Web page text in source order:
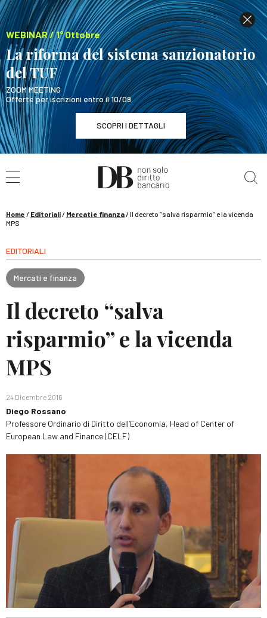
WEBINAR / 1° Ottobre
La riforma del sistema sanzionatorio
del TUF
ZOOM MEETING
Offerte per iscrizioni entro il 10/09
SCOPRI I DETTAGLI
WEBINAR / 1° Ottobre
La riforma del sistema sanzionatorio del TUF
Home / Editoriali/ Mercati e finanza/Il decreto “salva risparmio” e la vicenda
MPS
EDITORIALI
Mercati e finanza
Il decreto “salva
risparmio” e la vicenda
MPS
24 Dicembre 2016
Diego Rossano
Professore Ordinario di Diritto dell’Economia, Head of Center of
European Law and Finance (CELF)